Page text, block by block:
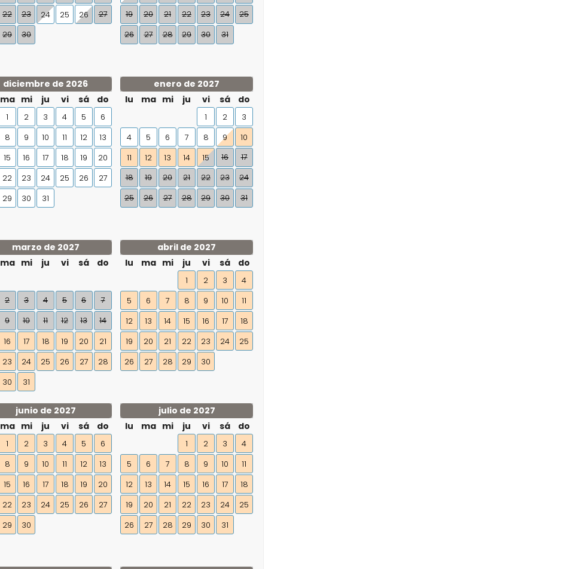
22 23 24 25 26
27
29 30
19
20 21 22 23 24
25
26
27 28 29 30 31
diciembre de 2026
ma mi ju vi sá do
1 2 3 4 5
6
8 9 10 11 12
13
15 16 17 18 19
20
22 23 24 25 26
27
29 30 31
enero de 2027
lu
ma mi ju vi sá do
1 2
3
4
5 6 7 8 9
10
11
12 13 14 15 16
17
18
19 20 21 22 23
24
25
26 27 28 29 30 31
marzo de 2027
ma mi ju vi sá do
2 3 4 5 6
7
9 10 11 12 13 14
16 17 18 19 20
21
23 24 25 26 27
28
30 31
abril de 2027
lu
ma mi ju vi sá do
1 2 3
4
5
6 7 8 9 10
11
12
13 14 15 16 17
18
19
20 21 22 23 24
25
26
27 28 29 30
junio de 2027
ma mi ju vi sá do
1 2 3 4 5
6
8 9 10 11 12
13
15 16 17 18 19
20
22 23 24 25 26
27
29 30
julio de 2027
lu
ma mi ju vi sá do
1 2 3
4
5
6 7 8 9 10
11
12
13 14 15 16 17
18
19
20 21 22 23 24
25
26
27 28 29 30 31